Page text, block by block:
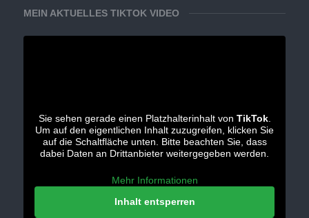
MEIN AKTUELLES TIKTOK VIDEO
Sie sehen gerade einen Platzhalterinhalt von TikTok.
Um auf den eigentlichen Inhalt zuzugreifen, klicken Sie
auf die Schaltfläche unten. Bitte beachten Sie, dass
dabei Daten an Drittanbieter weitergegeben werden.
Mehr Informationen
Inhalt entsperren